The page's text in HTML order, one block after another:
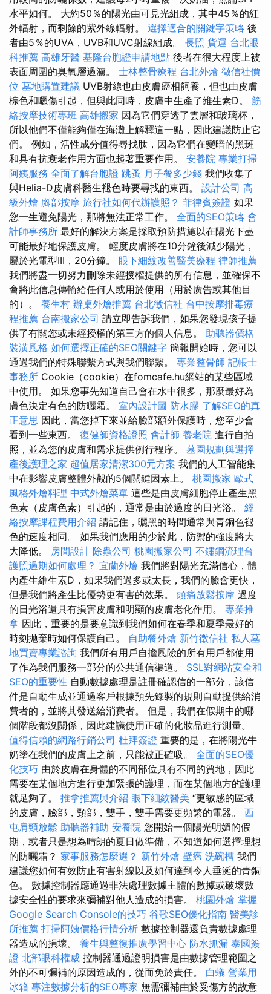
水平如何。 大約50％的陽光由可見光組成，其中45％的紅
外輻射，而剩餘的紫外線輻射。 選擇適合的關鍵字策略 後
者由5％的UVA，UVB和UVC射線組成。 長照 貨運 台北眼
科推薦 高雄牙醫 基隆台胞證申請地點 後者在很大程度上被
表面周圍的臭氧層過濾。 士林整骨療程 台北外燴 徵信社價
位 墓地購置建議 UVB射線也由皮膚癌相飼養，但也由皮膚
棕色和曬傷引起，但與此同時，皮膚中生產了維生素D。 筋
絡按摩技術專班 高雄搬家 因為它們穿透了雲層和玻璃杯，
所以他們不僅能夠僅在海灘上解釋這一點，因此建議防止它
們。 例如，活性成分值得尋找肽，因為它們在變暗的黑斑
和具有抗衰老作用方面也起著重要作用。 安養院 專業打掃
阿姨服務 全面了解台胞證 跳蚤 月子餐多少錢 我們收集了
與Helia-D皮膚科醫生褪色時要尋找的東西。 設計公司 高
級外燴 腳部按摩 旅行社如何代辦護照？ 菲律賓簽證 如果
您一生避免陽光，那將無法正常工作。 全面的SEO策略 會
計師事務所 最好的解決方案是採取預防措施以在陽光下盡
可能最好地保護皮膚。 輕度皮膚將在10分鐘後減少陽光，
屬於光電型III，20分鐘。 眼下細紋改善醫美療程 律師推薦
我們將盡一切努力刪除未經授權提供的所有信息，並確保不
會將此信息傳輸給任何人或用於使用（用於廣告或其他目
的）。 養生村 辦桌外燴推薦 台北徵信社 台中按摩排毒療
程推薦 台南搬家公司 請立即告訴我們，如果您發現孩子提
供了有關您或未經授權的第三方的個人信息。 助聽器價格
裝潢風格 如何選擇正確的SEO關鍵字 簡報開始時，您可以
通過我們的特殊聯繫方式與我們聯繫。 專業整骨師 記帳士
事務所 Cookie（cookie）在fomcafe.hu網站的某些區域
中使用。 如果您事先知道自己會在水中很多，那麼最好為
膚色決定有色的防曬霜。 室內設計圖 防水膠 了解SEO的真
正意思 因此，當您掉下來並給臉部額外保護時，您至少會
看到一些東西。 復健師資格證照 會計師 養老院 進行自拍
照，並為您的皮膚和需求提供例行程序。 墓園規劃與選擇
產後護理之家 超值居家清潔300元方案 我們的人工智能集
中在影響皮膚整體外觀的5個關鍵因素上。 桃園搬家 歐式
風格外燴料理 中式外燴菜單 這些是由皮膚細胞停止產生黑
色素（皮膚色素）引起的，通常是由於過度的日光浴。 經
絡按摩課程費用介紹 請記住，曬黑的時間通常與青銅色褪
色的速度相同。 如果我們應用的少於此，防禦的強度將大
大降低。 房間設計 除蟲公司 桃園搬家公司 不鏽鋼流理台
護照過期如何處理？ 宜蘭外燴 我們將對陽光充滿信心，體
內產生維生素D，如果我們過多或太長，我們的臉會更快，
但是我們將產生比優勢更有害的效果。 頭痛放鬆按摩 過度
的日光浴還具有損害皮膚和明顯的皮膚老化作用。 專業推
拿 因此，重要的是要意識到我們如何在春季和夏季最好的
時刻拋棄時如何保護自己。 自助餐外燴 新竹徵信社 私人墓
地買賣專業諮詢 我們所有用戶自擔風險的所有用戶都使用
了作為我們服務一部分的公共通信渠道。 SSL對網站安全和
SEO的重要性 自動數據處理是註冊確認信的一部分，該信
件是自動生成並通過客戶根據預先錄製的規則自動提供給消
費者的，並將其發送給消費者。 但是，我們在假期中的哪
個階段都沒關係，因此建議使用正確的化妝品進行測量。
值得信賴的網路行銷公司 杜拜簽證 重要的是，在將陽光牛
奶塗在我們的皮膚上之前，只能被正確吸。 全面的SEO優
化技巧 由於皮膚在身體的不同部位具有不同的質地，因此
需要在某個地方進行更加緊張的護理，而在某個地方的護理
就足夠了。 推拿推薦與介紹 眼下細紋醫美 “更敏感的區域
的皮膚，臉部，頸部，雙手，雙手需要更頻繁的電器。 西
屯肩頸放鬆 助聽器補助 安養院 您開始一個陽光明媚的假
期，或者只是想為晴朗的夏日做準備，不知道如何選擇理想
的防曬霜？ 家事服務怎麼選？ 新竹外燴 壁癌 洗碗槽 我們
建議您如何有效防止有害射線以及如何達到令人垂涎的青銅
色。 數據控制器應通過非法處理數據主體的數據或破壞數
據安全性的要求來彌補對他人造成的損害。 桃園外燴 掌握
Google Search Console的技巧 谷歌SEO優化指南 醫美診
所推薦 打掃阿姨價格行情分析 數據控制器還負責數據處理
器造成的損壞。 養生與整復推廣學習中心 防水抓漏 泰國簽
證 北部眼科權威 控制器通過證明損害是由數據管理範圍之
外的不可彌補的原因造成的，從而免於責任。 白蟻 營業用
冰箱 專注數據分析的SEO專家 無需彌補由於受傷方的故意